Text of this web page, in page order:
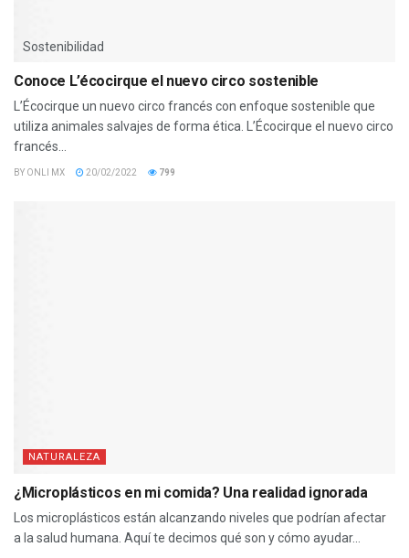
Sostenibilidad
Conoce L’écocirque el nuevo circo sostenible
L’Écocirque un nuevo circo francés con enfoque sostenible que
utiliza animales salvajes de forma ética. L’Écocirque el nuevo circo
francés...
BY ONLI MX 20/02/2022 799
NATURALEZA
¿Microplásticos en mi comida? Una realidad ignorada
Los microplásticos están alcanzando niveles que podrían afectar
a la salud humana. Aquí te decimos qué son y cómo ayudar...